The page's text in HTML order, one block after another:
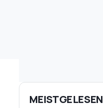
MEISTGELESEN